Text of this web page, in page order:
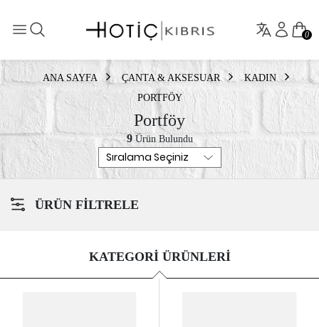
0
ANA SAYFA ÇANTA & AKSESUAR
KADIN
PORTFÖY
Portföy
9Ürün Bulundu
ÜRÜN FİLTRELE
KATEGORİ ÜRÜNLERİ